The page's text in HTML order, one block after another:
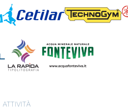
ATTIVITÀ